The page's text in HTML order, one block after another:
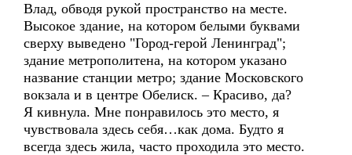
Влад, обводя рукой пространство на месте.
Высокое здание, на котором белыми буквами
сверху выведено "Город-герой Ленинград";
здание метрополитена, на котором указано
название станции метро; здание Московского
вокзала и в центре Обелиск. – Красиво, да?
Я кивнула. Мне понравилось это место, я
чувствовала здесь себя…как дома. Будто я
всегда здесь жила, часто проходила это место.